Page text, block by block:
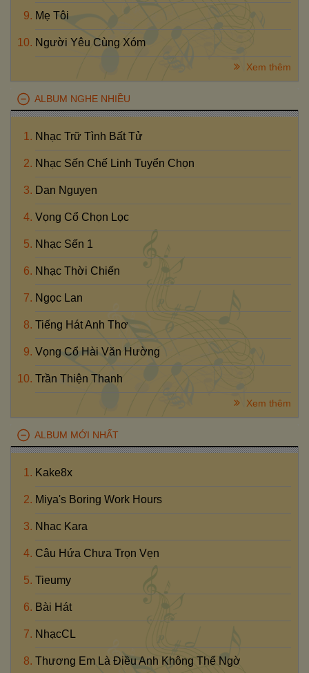
Mẹ Tôi
Người Yêu Cùng Xóm
Xem thêm
ALBUM NGHE NHIỀU
Nhạc Trữ Tình Bất Tử
Nhạc Sến Chế Linh Tuyển Chọn
Dan Nguyen
Vọng Cổ Chọn Lọc
Nhạc Sến 1
Nhạc Thời Chiến
Ngọc Lan
Tiếng Hát Anh Thơ
Vọng Cổ Hài Văn Hường
Trần Thiện Thanh
Xem thêm
ALBUM MỚI NHẤT
Kake8x
Miya's Boring Work Hours
Nhac Kara
Câu Hứa Chưa Trọn Vẹn
Tieumy
Bài Hát
NhạcCL
Thương Em Là Điều Anh Không Thể Ngờ